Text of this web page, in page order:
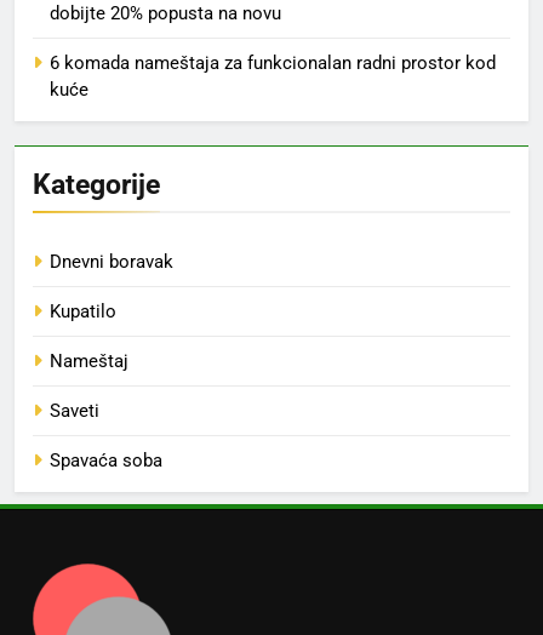
dobijte 20% popusta na novu
6 komada nameštaja za funkcionalan radni prostor kod
kuće
Kategorije
Dnevni boravak
Kupatilo
Nameštaj
Saveti
Spavaća soba